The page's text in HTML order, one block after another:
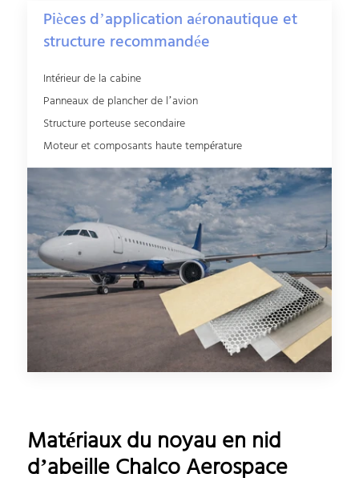
Pièces d’application aéronautique et
structure recommandée
Intérieur de la cabine
Panneaux de plancher de l’avion
Structure porteuse secondaire
Moteur et composants haute température
Matériaux du noyau en nid
d’abeille Chalco Aerospace